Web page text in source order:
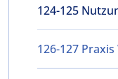
124-125
126-127